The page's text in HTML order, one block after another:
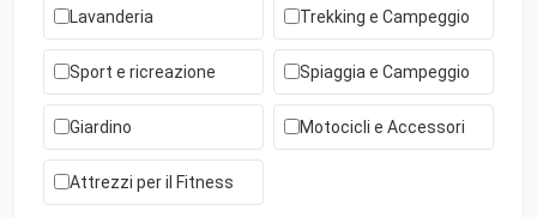
Lavanderia Trekking e Campeggio
Sport e ricreazione Spiaggia e Campeggio
Giardino Motocicli e Accessori
Attrezzi per il Fitness